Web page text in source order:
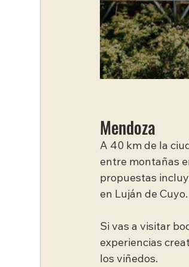
Mendoza
A 40 km de la
entre montañas
propuestas
en Luján de Cuyo.
Si vas a visitar
experiencias
los viñedos.